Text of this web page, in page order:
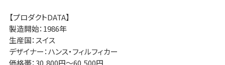
【プロダクトDATA】
製造開始：1986年
生産国：スイス
デザイナー：ハンス・フィルフィカー
価格帯：30,800円～60,500円